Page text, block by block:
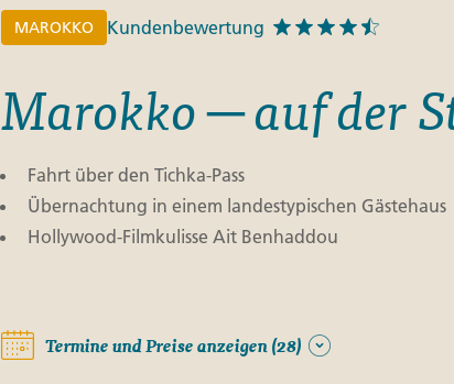
MAROKKO Kundenbewertung
Marokko ─ auf der
Fahrt über den Tichka-Pass
Übernachtung in einem landestypischen Gästehaus
Hollywood-Filmkulisse Ait Benhaddou
Termine und Preise anzeigen (28)